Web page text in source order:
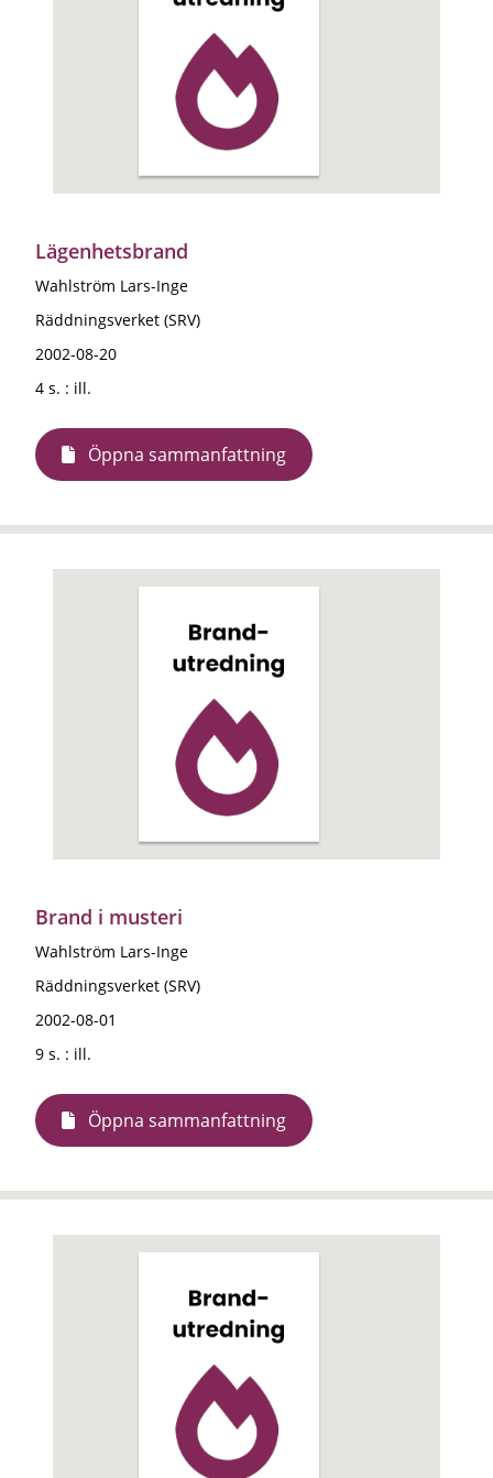
Lägenhetsbrand
Wahlström Lars-Inge
Räddningsverket (SRV)
2002-08-20
4 s. : ill.
Öppna sammanfattning
Brand i musteri
Wahlström Lars-Inge
Räddningsverket (SRV)
2002-08-01
9 s. : ill.
Öppna sammanfattning